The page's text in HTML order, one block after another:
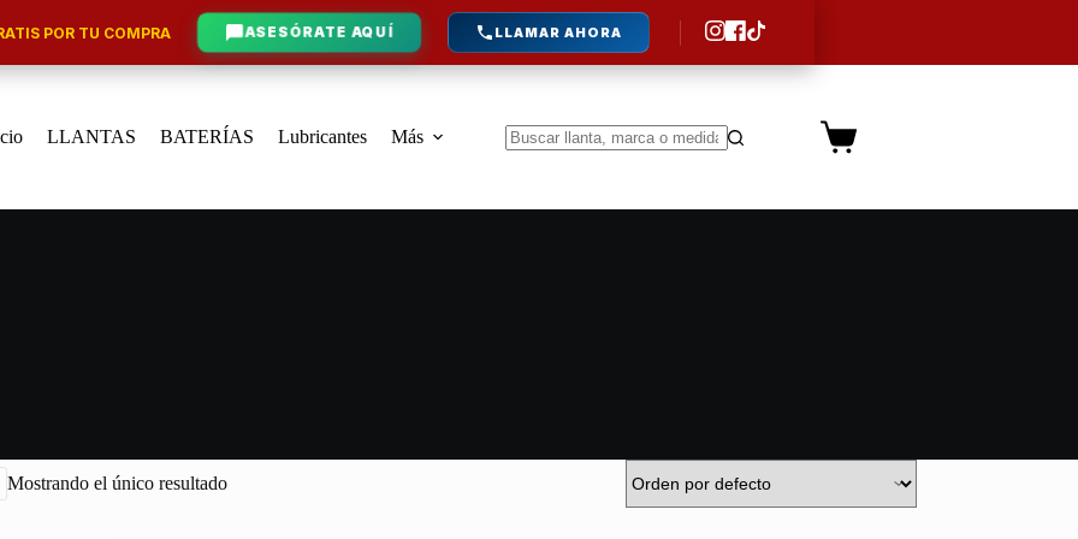
POR TU COMPRA ASESÓRATE AQUÍ LLAMAR AHORA
LLANTAS BATERÍAS Lubricantes
Más
Carro
Mostrando el único resultado